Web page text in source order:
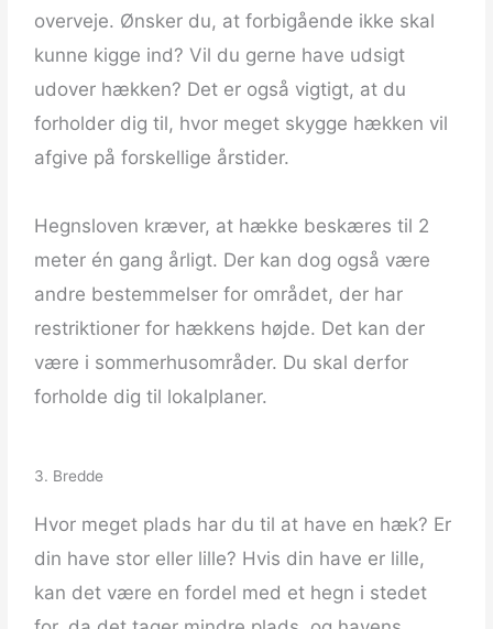
overveje. Ønsker du, at forbigående ikke skal
kunne kigge ind? Vil du gerne have udsigt
udover hækken? Det er også vigtigt, at du
forholder dig til, hvor meget skygge hækken vil
afgive på forskellige årstider.
Hegnsloven kræver, at hække beskæres til 2
meter én gang årligt. Der kan dog også være
andre bestemmelser for området, der har
restriktioner for hækkens højde. Det kan der
være i sommerhusområder. Du skal derfor
forholde dig til lokalplaner.
3. Bredde
Hvor meget plads har du til at have en hæk? Er
din have stor eller lille? Hvis din have er lille,
kan det være en fordel med et hegn i stedet